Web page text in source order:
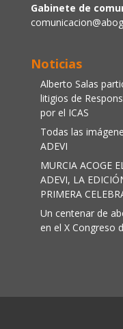
Gabinete de
Noticias
Alberto Salas
litigios de
por el ICAS
Todas las
ADEVI
MURCIA ACOGE
ADEVI, LA
PRIMERA
Un centenar de
en el X Congreso